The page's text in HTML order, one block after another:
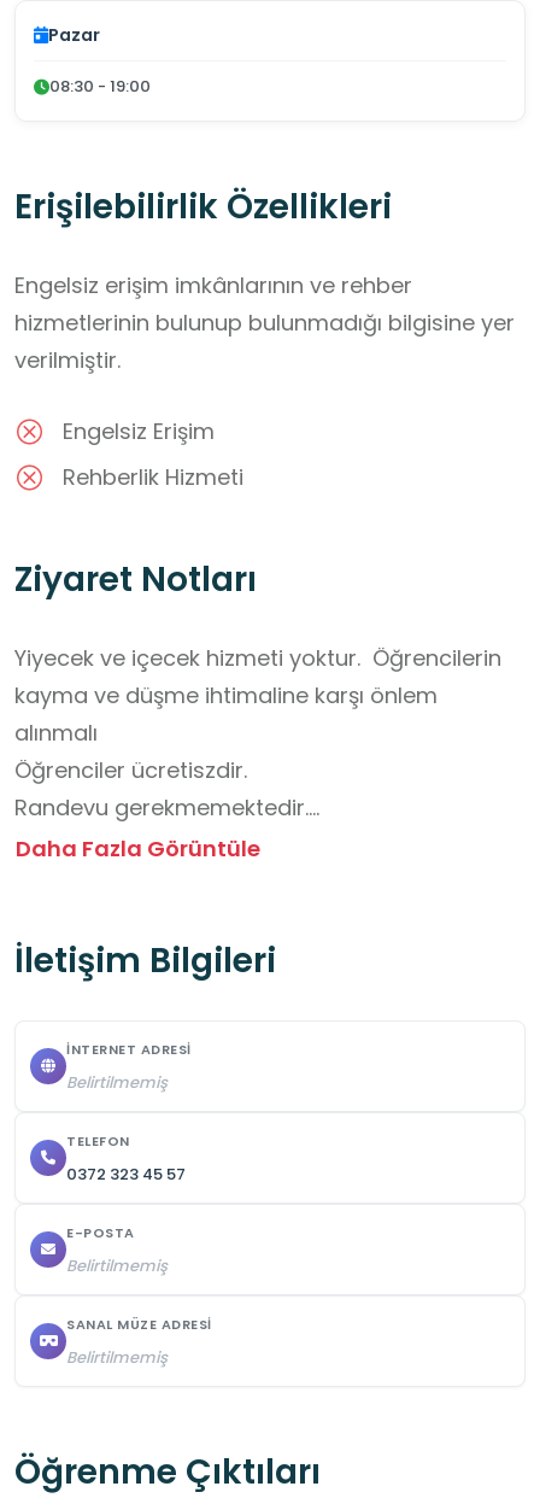
Pazar
08:30 - 19:00
Erişilebilirlik Özellikleri
Engelsiz erişim imkânlarının ve rehber
hizmetlerinin bulunup bulunmadığı bilgisine yer
verilmiştir.
Engelsiz Erişim
Rehberlik Hizmeti
Ziyaret Notları
Yiyecek ve içecek hizmeti yoktur.  Öğrencilerin
kayma ve düşme ihtimaline karşı önlem
alınmalı
Öğrenciler ücretiszdir.
Randevu gerekmemektedir.
Açık alan eğitimi açısından toplu harekete
Daha Fazla Görüntüle
İletişim Bilgileri
İNTERNET ADRESI
Belirtilmemiş
TELEFON
0372 323 45 57
E-POSTA
Belirtilmemiş
SANAL MÜZE ADRESI
Belirtilmemiş
Öğrenme Çıktıları